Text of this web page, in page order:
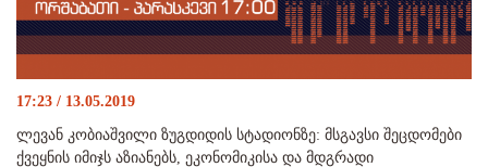
17:23 / 13.05.2019
ლევან კობიაშვილი ზუგდიდის სტადიონზე: მსგავსი შეცდომები
ქვეყნის იმიჯს აზიანებს, ეკონომიკისა და მდგრადი